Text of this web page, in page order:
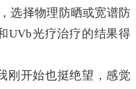
选择物理防晒或宽谱防
UVb光疗治疗的结果得
刚开始也挺绝望，感觉